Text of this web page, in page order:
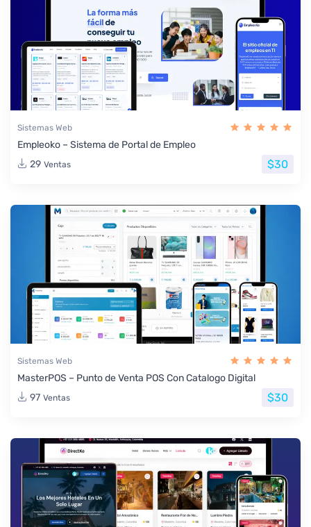
Sistemas Web
Empleoko – Sistema de Portal de Empleo
29 Ventas $30
Sistemas Web
MasterPOS – Punto de Venta POS Con Catalogo Digital
97 Ventas $30